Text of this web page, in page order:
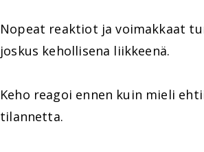
Nopeat reaktiot ja voimakkaat
joskus kehollisena liikkeenä.
Keho reagoi ennen kuin mieli
tilannetta.